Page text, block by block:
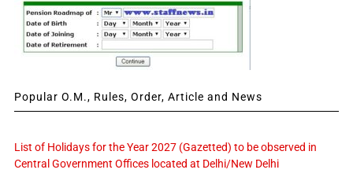
Popular O.M., Rules, Order, Article and News
List of Holidays for the Year 2027 (Gazetted) to be observed in
Central Government Offices located at Delhi/New Delhi